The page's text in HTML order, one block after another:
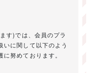
す)では、会員のプラ
いに関して以下のよう
努めております。